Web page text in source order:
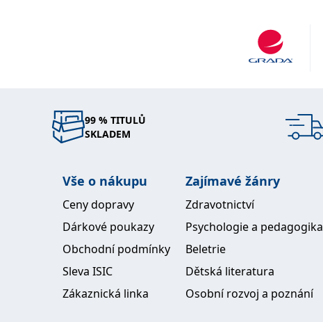
99 % TITULŮ
SKLADEM
Vše o nákupu
Ceny dopravy
Dárkové poukazy
Obchodní podmínky
Sleva ISIC
Zákaznická linka
Zajímavé žánry
Zdravotnictví
Psychologie a pedagogika
Beletrie
Dětská literatura
Osobní rozvoj a poznání